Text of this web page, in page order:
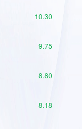
10.30
9.75
8.80
8.18